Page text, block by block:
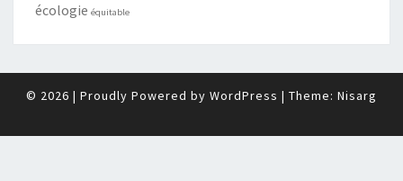
écologie équitable
© 2026 | Proudly Powered by WordPress | Theme: Nisarg